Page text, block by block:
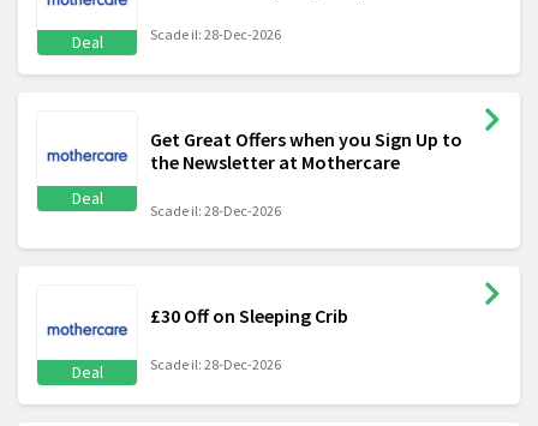
Deal Scade il: 28-Dec-2026
Deal
Get Great Offers when you Sign Up to
the Newsletter at Mothercare
Scade il: 28-Dec-2026
Deal
£30 Off on Sleeping Crib
Scade il: 28-Dec-2026